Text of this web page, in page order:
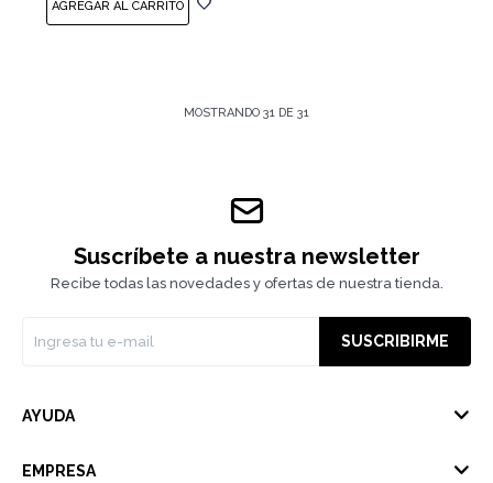
MOSTRANDO 31 DE 31
Suscríbete a nuestra newsletter
Recibe todas las novedades y ofertas de nuestra tienda.
SUSCRIBIRME
AYUDA
EMPRESA